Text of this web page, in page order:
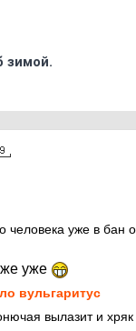
зимой.
уже в бан
уже
вульгаритус
вылазит и